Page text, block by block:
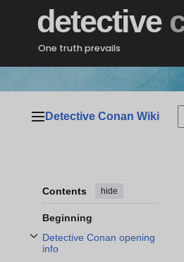
detective
One truth prevails
Main menu
Detective Conan Wiki
Contents hide
Beginning
Detective Conan opening
info
Toggle Detective Conan opening info